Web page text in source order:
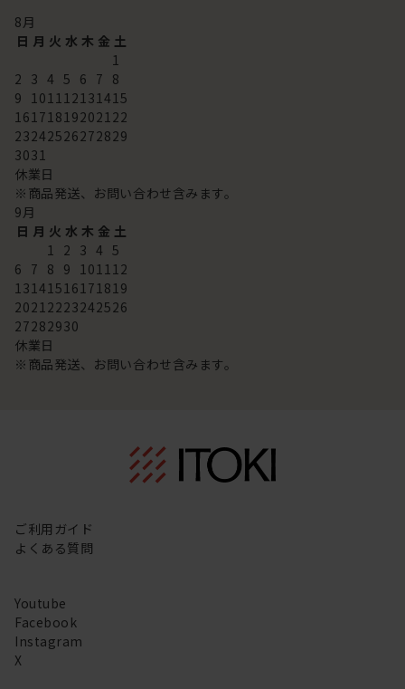
8月
日 月 火 水 木 金 土
1
2 3 4 5 6 7 8
9 101112131415
16171819202122
23242526272829
3031
休業日
※商品発送、お問い合わせ含みます。
9月
日 月 火 水 木 金 土
1 2 3 4 5
6 7 8 9 101112
13141516171819
20212223242526
27282930
休業日
※商品発送、お問い合わせ含みます。
ご利用ガイド
よくある質問
Youtube
Facebook
Instagram
X